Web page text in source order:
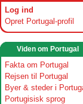
Log ind
Opret Portugal-profil
Viden om Portugal
Fakta om Portugal
Rejsen til Portugal
Byer & steder i
Portugisisk sprog